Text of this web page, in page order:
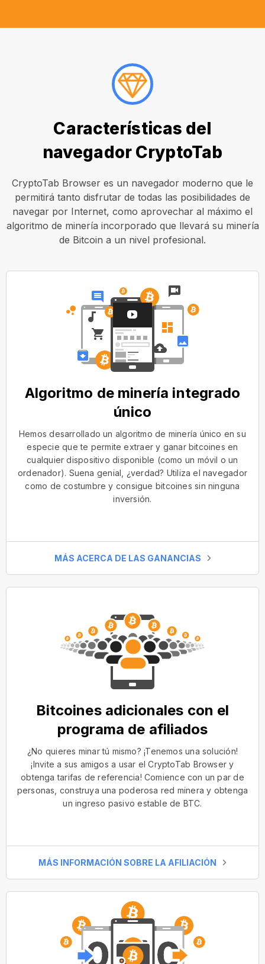
Características del
navegador CryptoTab
CryptoTab Browser es un navegador moderno que le
permitirá tanto disfrutar de todas las posibilidades de
navegar por Internet, como aprovechar al máximo el
algoritmo de minería incorporado que llevará su minería
de Bitcoin a un nivel profesional.
Algoritmo de minería integrado
único
Hemos desarrollado un algoritmo de minería único en su
especie que te permite extraer y ganar bitcoines en
cualquier dispositivo disponible (como un móvil o un
ordenador). Suena genial, ¿verdad? Utiliza el navegador
como de costumbre y consigue bitcoines sin ninguna
inversión.
MÁS ACERCA DE LAS GANANCIAS
Bitcoines adicionales con el
programa de afiliados
¿No quieres minar tú mismo? ¡Tenemos una solución!
¡Invite a sus amigos a usar el CryptoTab Browser y
obtenga tarifas de referencia! Comience con un par de
personas, construya una poderosa red minera y obtenga
un ingreso pasivo estable de BTC.
MÁS INFORMACIÓN SOBRE LA AFILIACIÓN